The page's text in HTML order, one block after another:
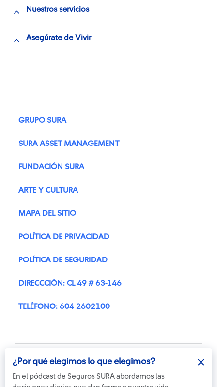
¿Por qué elegimos lo que elegimos?
En el pódcast de Seguros SURA abordamos las
Nuestros servicios
Asegúrate de Vivir
GRUPO SURA
SURA ASSET MANAGEMENT
FUNDACIÓN SURA
ARTE Y CULTURA
MAPA DEL SITIO
POLÍTICA DE PRIVACIDAD
POLÍTICA DE SEGURIDAD
DIRECCCIÓN: CL 49 # 63-146
TELÉFONO: 604 2602100